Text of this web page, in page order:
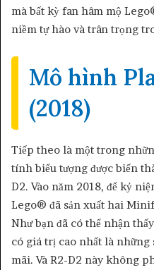
mà bất kỳ fan hâm mộ
niềm tự hào và trân trọng
Mô hình
(2018)
Tiếp theo là một trong
tính biểu tượng được biến
D2. Vào năm 2018, để kỷ
Lego® đã sản xuất hai
Như bạn đã có thể nhận
có giá trị cao nhất là những
mãi. Và R2-D2 này không